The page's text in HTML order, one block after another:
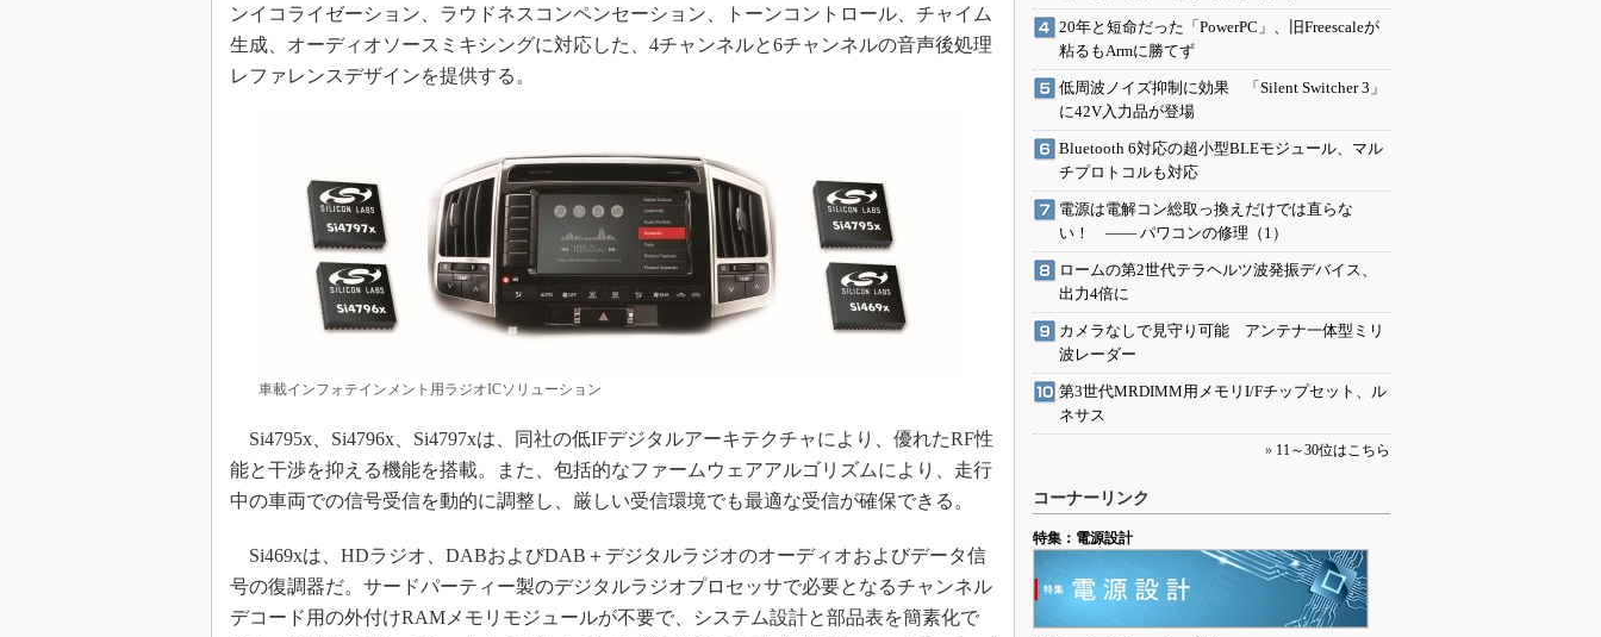
IoT時代の無線規格を知る【Thread
編】
IoT時代の無線規格を知る【Z-Wave
ンイコライゼーション、ラウドネスコンペンセーション、トーンコントロール、チャイム
生成、オーディオソースミキシングに対応した、4チャンネルと6チャンネルの音声後処理
レファレンスデザインを提供する。
車載インフォテインメント用ラジオICソリューション
Si4795x、Si4796x、Si4797xは、同社の低IFデジタルアーキテクチャにより、優れたRF性
能と干渉を抑える機能を搭載。また、包括的なファームウェアアルゴリズムにより、走行
中の車両での信号受信を動的に調整し、厳しい受信環境でも最適な受信が確保できる。
Si469xは、HDラジオ、DABおよびDAB＋デジタルラジオのオーディオおよびデータ信
号の復調器だ。サードパーティー製のデジタルラジオプロセッサで必要となるチャンネル
デコード用の外付けRAMメモリモジュールが不要で、システム設計と部品表を簡素化で
20年と短命だった「PowerPC」、旧Freescaleが
粘るもArmに勝てず
低周波ノイズ抑制に効果 「Silent Switcher 3」
に42V入力品が登場
Bluetooth 6対応の超小型BLEモジュール、マル
チプロトコルも対応
電源は電解コン総取っ換えだけでは直らな
い！ ―― パワコンの修理（1）
ロームの第2世代テラヘルツ波発振デバイス、
出力4倍に
カメラなしで見守り可能 アンテナ一体型ミリ
波レーダー
第3世代MRDIMM用メモリI/Fチップセット、ル
ネサス
» 11～30位はこちら
コーナーリンク
特集：電源設計